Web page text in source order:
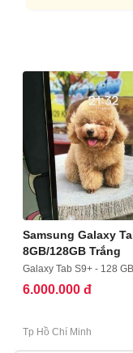
Samsung Galaxy
8GB/128GB Trắng
Galaxy Tab S9+ - 128 GB
6.000.000 đ
Tp Hồ Chí Minh